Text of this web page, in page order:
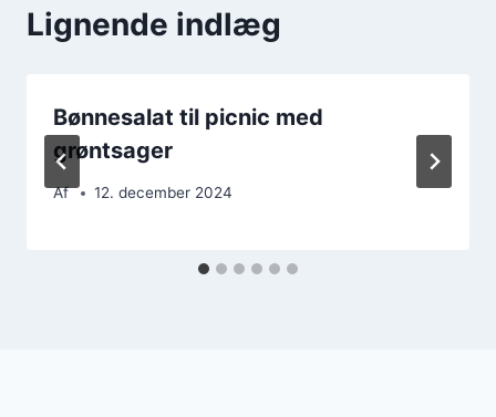
Lignende indlæg
Bønnesalat til picnic med
grøntsager
Af 12. december 2024